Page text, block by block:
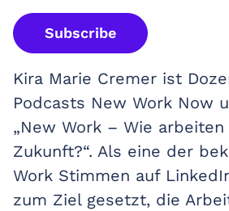
Subscribe
Kira Marie Cremer ist
Podcasts New Work Now
„New Work – Wie
Zukunft?“. Als eine der
Work Stimmen auf
zum Ziel gesetzt, die